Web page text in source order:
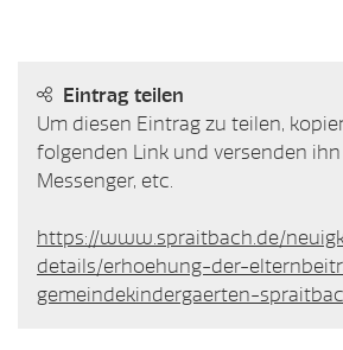
Eintrag teilen
Um diesen Eintrag zu teilen,
folgenden Link und versenden
Messenger, etc.
https://www.spraitbach.de/
details/erhoehung-der-
gemeindekindergaerten-